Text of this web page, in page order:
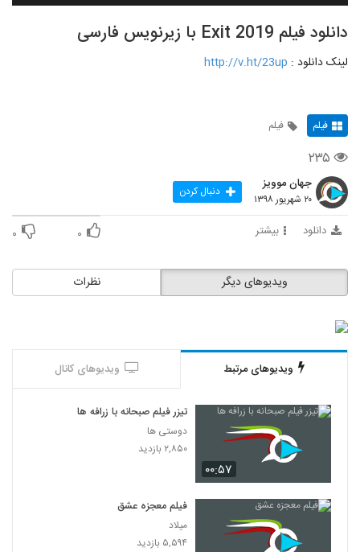
دانلود فیلم Exit 2019 با زیرنویس فارسی
لینک دانلود : http://v.ht/23up
فیلم فیلم
۲۳۵
جهان موویز
۲۰ شهریور ۱۳۹۸ دنبال کردن
دانلود بیشتر ۰ ۰
نظرات ویدیوهای دیگر
ویدیوهای مرتبط ویدیوهای کانال
۰۰:۵۷
تیزر فیلم صبحانه با زرافه ها
دوستی ها
۲,۸۵۰ بازدید
فیلم معجزه عشق
میلاد
۵,۵۹۴ بازدید